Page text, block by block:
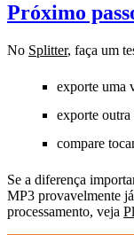
Próximo
No Splitter, faça um
exporte uma
exporte
compare
Se a diferença
MP3 provavelmente
processamento, veja